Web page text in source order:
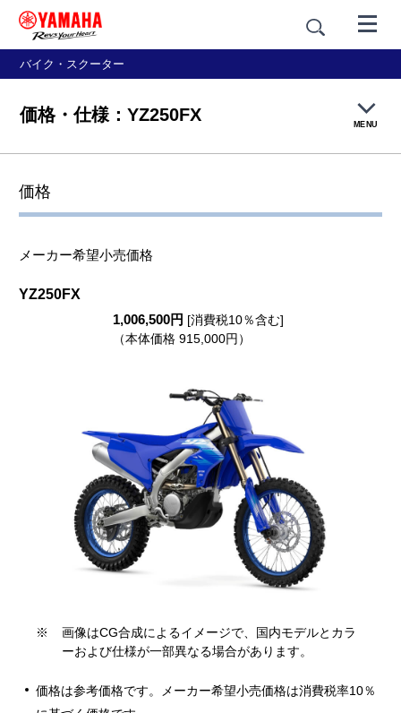
バイク・スクーター
価格・仕様：YZ250FX MENU
価格
メーカー希望小売価格
YZ250FX
1,006,500円 [消費税10％含む]
（本体価格 915,000円）
※
画像はCG合成によるイメージで、国内モデルとカラ
ーおよび仕様が一部異なる場合があります。
価格は参考価格です。メーカー希望小売価格は消費税率10％